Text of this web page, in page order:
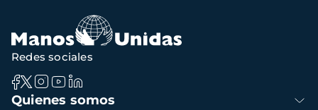
Navegación
Quienes somos
Redes sociales